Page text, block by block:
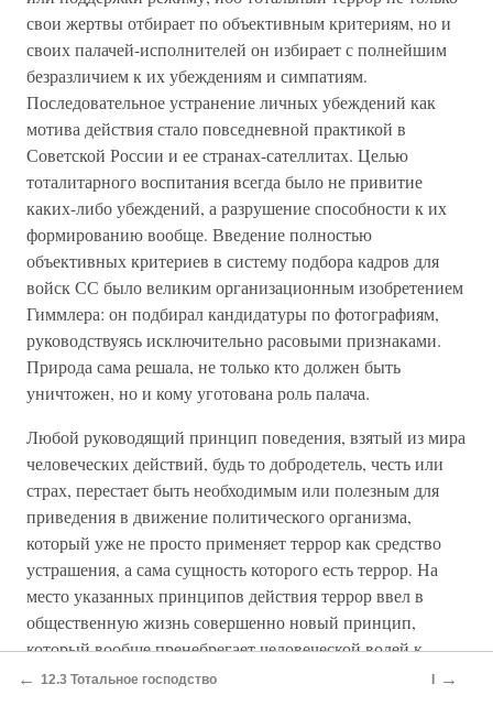
свои жертвы отбирает по объективным критериям, но и
своих палачей-исполнителей он избирает с полнейшим
безразличием к их убеждениям и симпатиям.
Последовательное устранение личных убеждений как
мотива действия стало повседневной практикой в
Советской России и ее странах-сателлитах. Целью
тоталитарного воспитания всегда было не привитие
каких-либо убеждений, а разрушение способности к их
формированию вообще. Введение полностью
объективных критериев в систему подбора кадров для
войск СС было великим организационным изобретением
Гиммлера: он подбирал кандидатуры по фотографиям,
руководствуясь исключительно расовыми признаками.
Природа сама решала, не только кто должен быть
уничтожен, но и кому уготована роль палача.
Любой руководящий принцип поведения, взятый из мира
человеческих действий, будь то добродетель, честь или
страх, перестает быть необходимым или полезным для
приведения в движение политического организма,
который уже не просто применяет террор как средство
устрашения, а сама сущность которого есть террор. На
место указанных принципов действия террор ввел в
общественную жизнь совершенно новый принцип,
который вообще пренебрегает человеческой волей к
действию и взывает к настоятельной необходимости
← 12.3 Тотальное господство I →